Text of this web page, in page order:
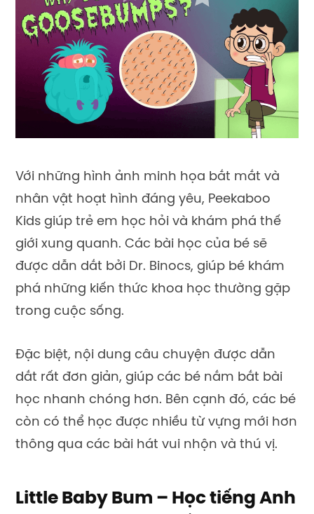
Với những hình ảnh minh họa bắt mắt và
nhân vật hoạt hình đáng yêu, Peekaboo
Kids giúp trẻ em học hỏi và khám phá thế
giới xung quanh. Các bài học của bé sẽ
được dẫn dắt bởi Dr. Binocs, giúp bé khám
phá những kiến thức khoa học thường gặp
trong cuộc sống.
Đặc biệt, nội dung câu chuyện được dẫn
dắt rất đơn giản, giúp các bé nắm bắt bài
học nhanh chóng hơn. Bên cạnh đó, các bé
còn có thể học được nhiều từ vựng mới hơn
thông qua các bài hát vui nhộn và thú vị.
Little Baby Bum – Học tiếng Anh